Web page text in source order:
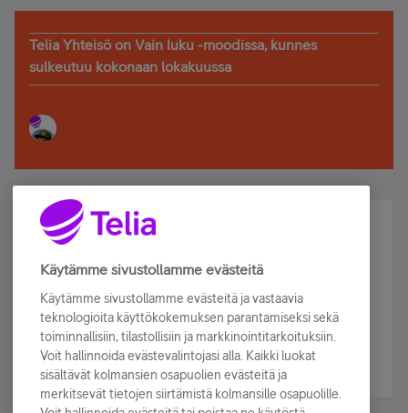
Telia Yhteisö on Vain luku -moodissa, kunnes
sulkeutuu kokonaan lokakuussa
Älä jää paitsi – osallistu ja voita!
Tilaa Telian uutiskirje ja olet mukana arvonnassa.
sähköpostiisi.
Tilaa nyt
Käytämme sivustollamme evästeitä
Käytämme sivustollamme evästeitä ja vastaavia
teknologioita käyttökokemuksen parantamiseksi sekä
toiminnallisiin, tilastollisiin ja markkinointitarkoituksiin.
Voit hallinnoida evästevalintojasi alla. Kaikki luokat
sisältävät kolmansien osapuolien evästeitä ja
merkitsevät tietojen siirtämistä kolmansille osapuolille.